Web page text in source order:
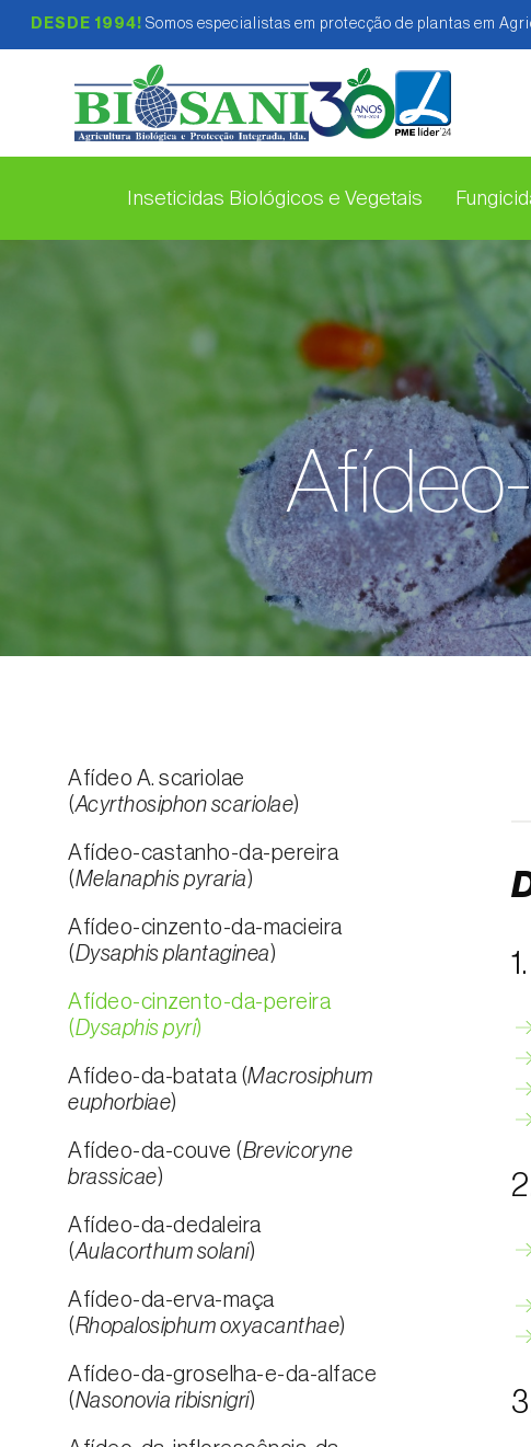
DESDE 1994! Somos especialistas em protecção de plantas em
Inseticidas Biológicos e Vegetais
Afídeo A. scariolae
(Acyrthosiphon scariolae)
Afídeo-castanho-da-pereira
(Melanaphis pyraria)
Afídeo-cinzento-da-macieira
(Dysaphis plantaginea)
Afídeo-cinzento-da-pereira
(Dysaphis pyri)
Afídeo-da-batata (Macrosiphum
euphorbiae)
Afídeo-da-couve (Brevicoryne
brassicae)
Afídeo-da-dedaleira
(Aulacorthum solani)
Afídeo-da-erva-maça
(Rhopalosiphum oxyacanthae)
Afídeo-da-groselha-e-da-alface
(Nasonovia ribisnigri)